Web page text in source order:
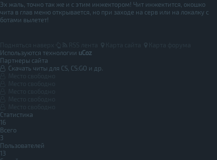
Эх жаль, точно так же и с этим инжектором! Чит инжектится, окошко
чита в глав меню открывается, но при заходе на серв или на локалку с
ботами вылетет!
Используются технологии uCoz
Партнеры сайта
Скачать читы для CS, CS:GO и др.
Статистика
16
Всего
3
Пользователей
13